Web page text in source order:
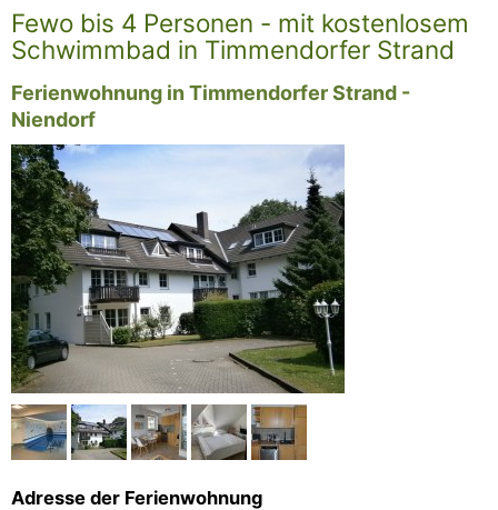
Fewo bis 4 Personen - mit kostenlosem
Schwimmbad in Timmendorfer Strand
Ferienwohnung in Timmendorfer Strand -
Niendorf
Adresse der Ferienwohnung